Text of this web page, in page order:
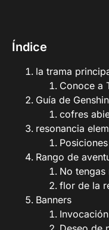
Índice
la trama
Conoce a
Guía de
cofres
resonancia
Rango de
No
flor de la
Banners